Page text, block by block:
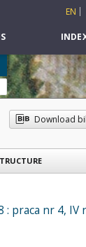
EN
Download
praca nr 4, IV